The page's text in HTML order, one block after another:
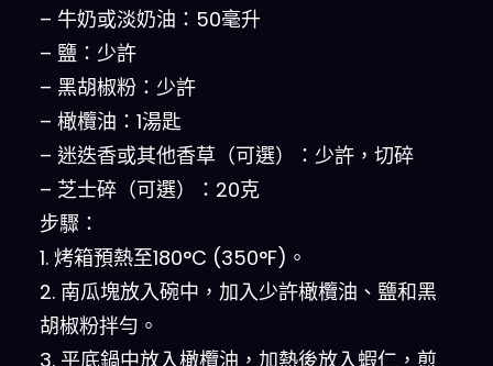
– 牛奶或淡奶油：50毫升
– 鹽：少許
– 黑胡椒粉：少許
– 橄欖油：1湯匙
– 迷迭香或其他香草（可選）：少許，切碎
– 芝士碎（可選）：20克
步驟：
1. 烤箱預熱至180°C (350°F)。
2. 南瓜塊放入碗中，加入少許橄欖油、鹽和黑
胡椒粉拌勻。
3. 平底鍋中放入橄欖油，加熱後放入蝦仁，煎